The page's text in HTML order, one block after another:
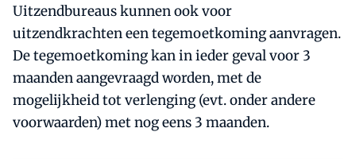
Uitzendbureaus kunnen ook voor
uitzendkrachten een tegemoetkoming aanvragen.
De tegemoetkoming kan in ieder geval voor 3
maanden aangevraagd worden, met de
mogelijkheid tot verlenging (evt. onder andere
voorwaarden) met nog eens 3 maanden.